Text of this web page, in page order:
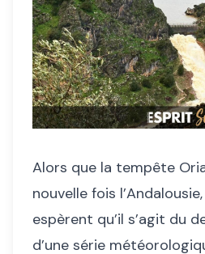
Alors que la tempête
nouvelle fois
espèrent qu’il s’agit du
d’une série